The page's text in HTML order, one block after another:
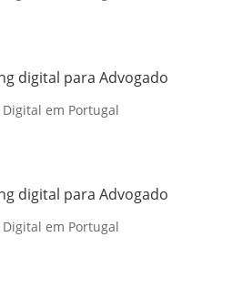
digital para Advogado
em Portugal
digital para Advogado
em Portugal